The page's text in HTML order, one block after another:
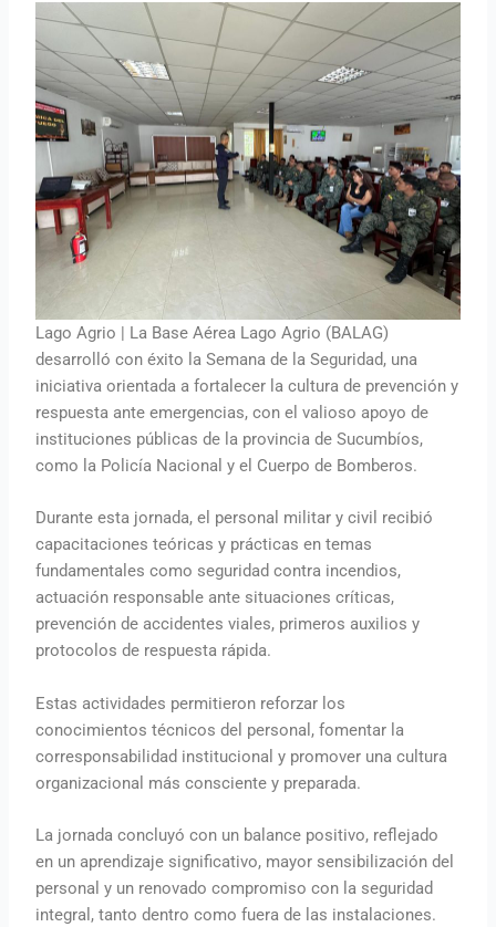
Lago Agrio | La Base Aérea Lago Agrio (BALAG)
desarrolló con éxito la Semana de la Seguridad, una
iniciativa orientada a fortalecer la cultura de prevención y
respuesta ante emergencias, con el valioso apoyo de
instituciones públicas de la provincia de Sucumbíos,
como la Policía Nacional y el Cuerpo de Bomberos.
Durante esta jornada, el personal militar y civil recibió
capacitaciones teóricas y prácticas en temas
fundamentales como seguridad contra incendios,
actuación responsable ante situaciones críticas,
prevención de accidentes viales, primeros auxilios y
protocolos de respuesta rápida.
Estas actividades permitieron reforzar los
conocimientos técnicos del personal, fomentar la
corresponsabilidad institucional y promover una cultura
organizacional más consciente y preparada.
La jornada concluyó con un balance positivo, reflejado
en un aprendizaje significativo, mayor sensibilización del
personal y un renovado compromiso con la seguridad
integral, tanto dentro como fuera de las instalaciones.